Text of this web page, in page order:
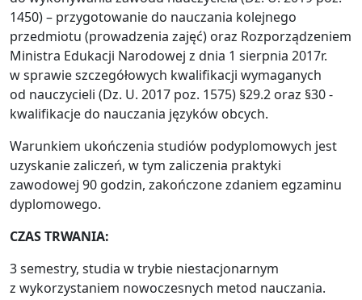
1450) – przygotowanie do nauczania kolejnego
przedmiotu (prowadzenia zajęć) oraz Rozporządzeniem
Ministra Edukacji Narodowej z dnia 1 sierpnia 2017r.
w sprawie szczegółowych kwalifikacji wymaganych
od nauczycieli (Dz. U. 2017 poz. 1575) §29.2 oraz §30 -
kwalifikacje do nauczania języków obcych.
Warunkiem ukończenia studiów podyplomowych jest
uzyskanie zaliczeń, w tym zaliczenia praktyki
zawodowej 90 godzin, zakończone zdaniem egzaminu
dyplomowego.
CZAS TRWANIA:
3 semestry, studia w trybie niestacjonarnym
z wykorzystaniem nowoczesnych metod nauczania.